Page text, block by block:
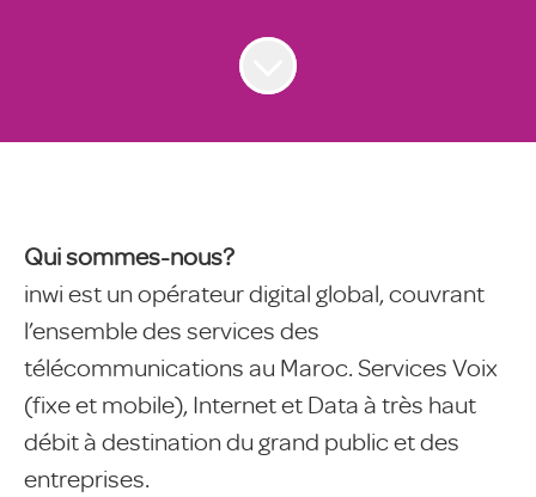
Qui sommes-nous?
inwi est un opérateur digital global, couvrant
l’ensemble des services des
télécommunications au Maroc. Services Voix
(fixe et mobile), Internet et Data à très haut
débit à destination du grand public et des
entreprises.